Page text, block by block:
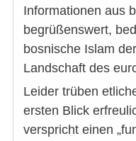
Informationen aus
begrüßenswert,
bosnische Islam
Landschaft des
Leider trüben
ersten Blick
verspricht einen